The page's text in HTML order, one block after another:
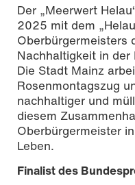
Der „Meerwert
2025 mit dem
Oberbürgermeisters
Nachhaltigkeit in der
Die Stadt Mainz
Rosenmontagszug
nachhaltiger und
diesem
Oberbürgermeister
Leben.
Finalist des